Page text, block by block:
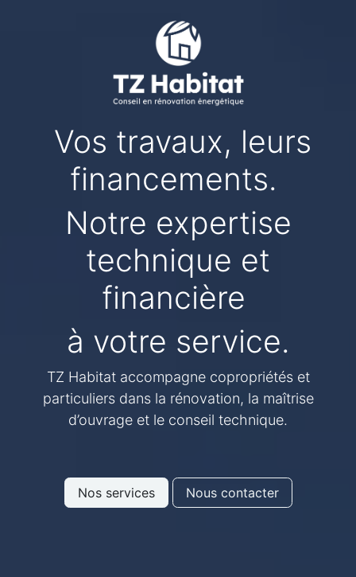
Vos travaux, leurs
financements.
Notre expertise
technique et
financière
à votre service.
TZ Habitat accompagne copropriétés et
particuliers dans la rénovation, la maîtrise
d’ouvrage et le conseil technique.
Nos services Nous contacter